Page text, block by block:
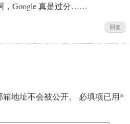
，Google 真是过分……
回复
地址不会被公开。 必填项已用*